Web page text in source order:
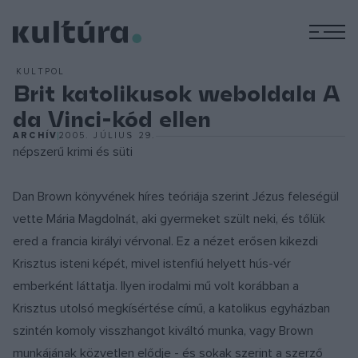
KULTPOL
Brit katolikusok weboldala A
da Vinci-kód ellen
ARCHÍV2005. JÚLIUS 29.
népszerű krimi és süti
Dan Brown könyvének híres teóriája szerint Jézus feleségül
vette Mária Magdolnát, aki gyermeket szült neki, és tőlük
ered a francia királyi vérvonal. Ez a nézet erősen kikezdi
Krisztus isteni képét, mivel istenfiú helyett hús-vér
emberként láttatja. Ilyen irodalmi mű volt korábban a
Krisztus utolsó megkísértése című, a katolikus egyházban
szintén komoly visszhangot kiváltó munka, vagy Brown
munkájának közvetlen elődje - és sokak szerint a szerző